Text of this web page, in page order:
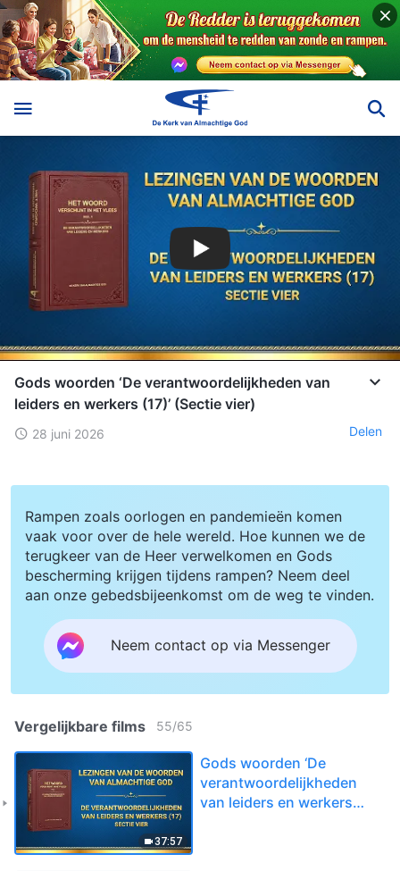
Gods woorden ‘De verantwoordelijkheden van
leiders en werkers (17)’ (Sectie vier)
28 juni 2026 Delen
Rampen zoals oorlogen en pandemieën komen
vaak voor over de hele wereld. Hoe kunnen we de
terugkeer van de Heer verwelkomen en Gods
bescherming krijgen tijdens rampen? Neem deel
aan onze gebedsbijeenkomst om de weg te vinden.
Neem contact op via Messenger
Vergelijkbare films 55/65
37:57
Gods woorden ‘De
verantwoordelijkheden
van leiders en werkers